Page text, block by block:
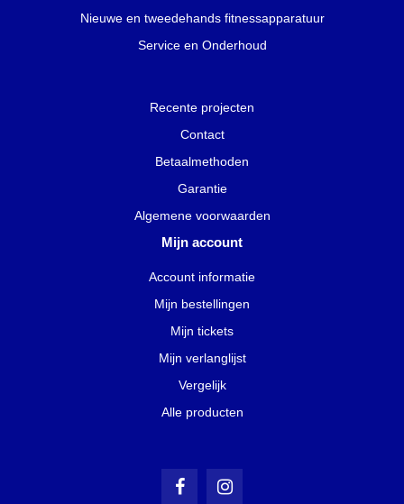
Nieuwe en tweedehands fitnessapparatuur
Service en Onderhoud
Recente projecten
Contact
Betaalmethoden
Garantie
Algemene voorwaarden
Mijn account
Account informatie
Mijn bestellingen
Mijn tickets
Mijn verlanglijst
Vergelijk
Alle producten